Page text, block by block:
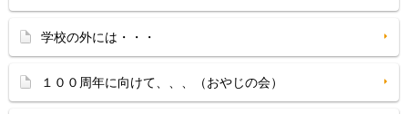
学校の外には・・・
１００周年に向けて、、、（おやじの会）